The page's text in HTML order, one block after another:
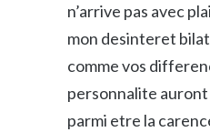
n’arrive pas avec
mon desinteret
comme vos
personnalite
parmi etre la